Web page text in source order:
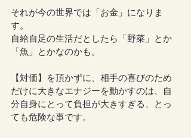
それが今の世界では「お金」になりま
す。
自給自足の生活だとしたら「野菜」とか
「魚」とかなのかも。
【対価】を頂かずに、相手の喜びのため
だけに大きなエナジーを動かすのは、自
分自身にとって負担が大きすぎる、とっ
ても危険な事です。